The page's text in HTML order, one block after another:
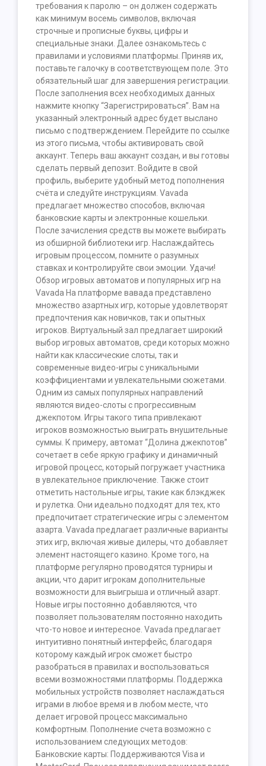
требования к паролю – он должен содержать
как минимум восемь символов, включая
строчные и прописные буквы, цифры и
специальные знаки. Далее ознакомьтесь с
правилами и условиями платформы. Приняв их,
поставьте галочку в соответствующем поле. Это
обязательный шаг для завершения регистрации.
После заполнения всех необходимых данных
нажмите кнопку “Зарегистрироваться”. Вам на
указанный электронный адрес будет выслано
письмо с подтверждением. Перейдите по ссылке
из этого письма, чтобы активировать свой
аккаунт. Теперь ваш аккаунт создан, и вы готовы
сделать первый депозит. Войдите в свой
профиль, выберите удобный метод пополнения
счёта и следуйте инструкциям. Vavada
предлагает множество способов, включая
банковские карты и электронные кошельки.
После зачисления средств вы можете выбирать
из обширной библиотеки игр. Наслаждайтесь
игровым процессом, помните о разумных
ставках и контролируйте свои эмоции. Удачи!
Обзор игровых автоматов и популярных игр на
Vavada На платформе вавада представлено
множество азартных игр, которые удовлетворят
предпочтения как новичков, так и опытных
игроков. Виртуальный зал предлагает широкий
выбор игровых автоматов, среди которых можно
найти как классические слоты, так и
современные видео-игры с уникальными
коэффициентами и увлекательными сюжетами.
Одним из самых популярных направлений
являются видео-слоты с прогрессивным
джекпотом. Игры такого типа привлекают
игроков возможностью выиграть внушительные
суммы. К примеру, автомат “Долина джекпотов”
сочетает в себе яркую графику и динамичный
игровой процесс, который погружает участника
в увлекательное приключение. Также стоит
отметить настольные игры, такие как блэкджек
и рулетка. Они идеально подходят для тех, кто
предпочитает стратегические игры с элементом
азарта. Vavada предлагает различные варианты
этих игр, включая живые дилеры, что добавляет
элемент настоящего казино. Кроме того, на
платформе регулярно проводятся турниры и
акции, что дарит игрокам дополнительные
возможности для выигрыша и отличный азарт.
Новые игры постоянно добавляются, что
позволяет пользователям постоянно находить
что-то новое и интересное. Vavada предлагает
интуитивно понятный интерфейс, благодаря
которому каждый игрок сможет быстро
разобраться в правилах и воспользоваться
всеми возможностями платформы. Поддержка
мобильных устройств позволяет наслаждаться
играми в любое время и в любом месте, что
делает игровой процесс максимально
комфортным. Пополнение счета возможно с
использованием следующих методов:
Банковские карты: Поддерживаются Visa и